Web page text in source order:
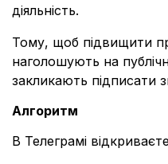
діяльність.
Тому, щоб підвищити
наголошують на
закликають підписати
Алгоритм
В Телеграмі